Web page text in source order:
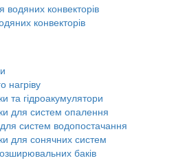
водяних конвекторів
конвекторів
нагріву
та гідроакумулятори
для систем опалення
систем водопостачання
для сонячних систем
баків